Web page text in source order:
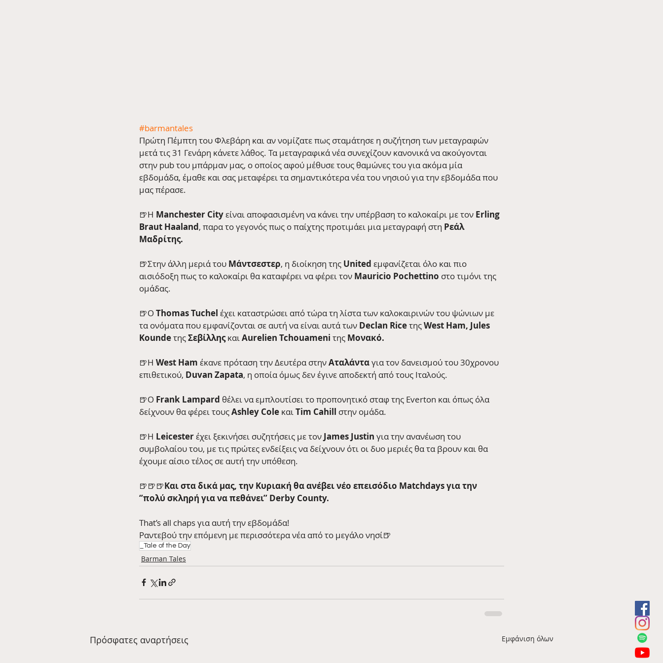
#barmantales
Πρώτη Πέμπτη του Φλεβάρη και αν νομίζατε πως σταμάτησε η συζήτηση των μεταγραφών
μετά τις 31 Γενάρη κάνετε λάθος. Τα μεταγραφικά νέα συνεχίζουν κανονικά να ακούγονται
στην pub του μπάρμαν μας, ο οποίος αφού μέθυσε τους θαμώνες του για ακόμα μία
εβδομάδα, έμαθε και σας μεταφέρει τα σημαντικότερα νέα του νησιού για την εβδομάδα που
μας πέρασε.
🍺H Manchester City είναι αποφασισμένη να κάνει την υπέρβαση το καλοκαίρι με τον Erling
Braut Haaland, παρα το γεγονός πως ο παίχτης προτιμάει μια μεταγραφή στη Ρεάλ
Μαδρίτης.
🍺Στην άλλη μεριά του Μάντσεστερ, η διοίκηση της United εμφανίζεται όλο και πιο
αισιόδοξη πως το καλοκαίρι θα καταφέρει να φέρει τον Mauricio Pochettino στο τιμόνι της
ομάδας.
🍺Ο Thomas Tuchel έχει καταστρώσει από τώρα τη λίστα των καλοκαιρινών του ψώνιων με
τα ονόματα που εμφανίζονται σε αυτή να είναι αυτά των Declan Rice της West Ham, Jules
Kounde της Σεβίλλης και Aurelien Tchouameni της Μονακό.
🍺Η West Ham έκανε πρόταση την Δευτέρα στην Αταλάντα για τον δανεισμού του 30χρονου
επιθετικού, Duvan Zapata, η οποία όμως δεν έγινε αποδεκτή από τους Ιταλούς.
🍺O Frank Lampard θέλει να εμπλουτίσει το προπονητικό σταφ της Everton και όπως όλα
δείχνουν θα φέρει τους Ashley Cole και Tim Cahill στην ομάδα.
🍺Η Leicester έχει ξεκινήσει συζητήσεις με τον James Justin για την ανανέωση του
συμβολαίου του, με τις πρώτες ενδείξεις να δείχνουν ότι οι δυο μεριές θα τα βρουν και θα
έχουμε αίσιο τέλος σε αυτή την υπόθεση.
🍺🍺🍺Και στα δικά μας, την Κυριακή θα ανέβει νέο επεισόδιο Matchdays για την
‘’πολύ σκληρή για να πεθάνει’’ Derby County.
That’s all chaps για αυτή την εβδομάδα!
Ραντεβού την επόμενη με περισσότερα νέα από το μεγάλο νησί🍺
_Tale of the Day
Barman Tales
Πρόσφατες αναρτήσεις Εμφάνιση όλων